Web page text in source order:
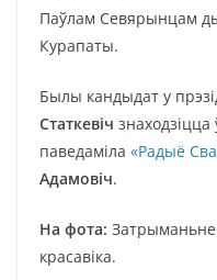
Паўлам Севярынцам
Курапаты.
Былы кандыдат у
Статкевіч
паведаміла «Радыё
Адамовіч.
На фота: Затрыманьне
красавіка.